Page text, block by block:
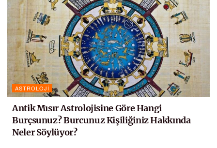
ASTROLOJI
Antik Mısır Astrolojisine Göre Hangi
Burçsunuz? Burcunuz Kişiliğiniz Hakkında
Neler Söylüyor?